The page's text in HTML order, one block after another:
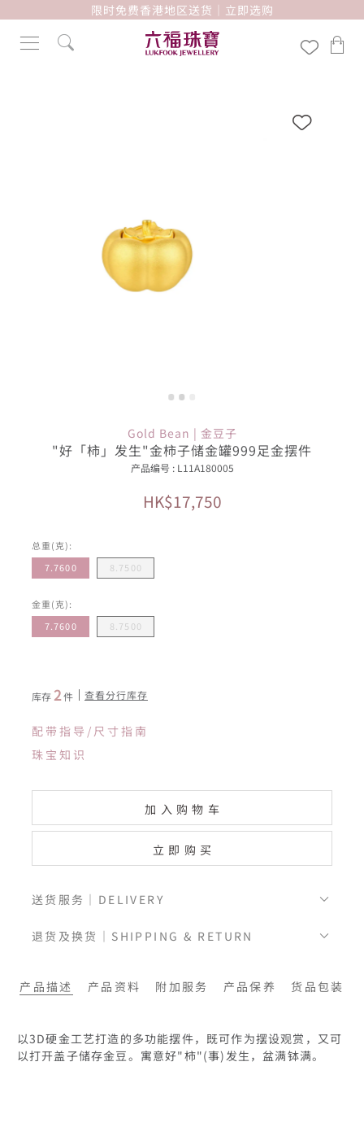
限时免费香港地区送货｜立即选购
Gold Bean | 金豆子
"好「柿」发生"金柿子储金罐999足金摆件
产品编号 : L11A180005
HK$17,750
总重(克):
7.7600
8.7500
金重(克):
7.7600
8.7500
库存 2件 查看分行库存
配带指导/尺寸指南
珠宝知识
加入购物车
立即购买
送货服务｜DELIVERY
退货及换货｜SHIPPING & RETURN
产品描述 产品资料 附加服务 产品保养 货品包装
以3D硬金工艺打造的多功能摆件，既可作为摆设观赏，又可
以打开盖子储存金豆。寓意好"柿"(事)发生，盆满钵满。